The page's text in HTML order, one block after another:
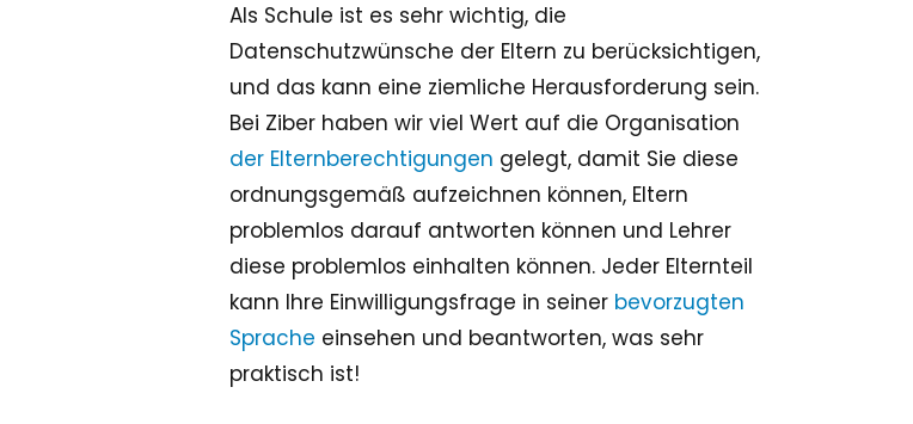
Als Schule ist es sehr wichtig, die
Datenschutzwünsche der Eltern zu berücksichtigen,
und das kann eine ziemliche Herausforderung sein.
Bei Ziber haben wir viel Wert auf die Organisation
der Elternberechtigungen gelegt, damit Sie diese
ordnungsgemäß aufzeichnen können, Eltern
problemlos darauf antworten können und Lehrer
diese problemlos einhalten können. Jeder Elternteil
kann Ihre Einwilligungsfrage in seiner bevorzugten
Sprache einsehen und beantworten, was sehr
praktisch ist!